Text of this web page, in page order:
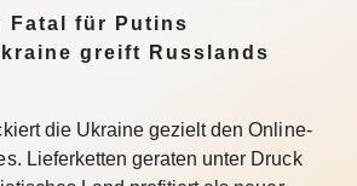
Fatal für Putins
greift Russlands
die Ukraine gezielt den Online-
Lieferketten geraten unter Druck